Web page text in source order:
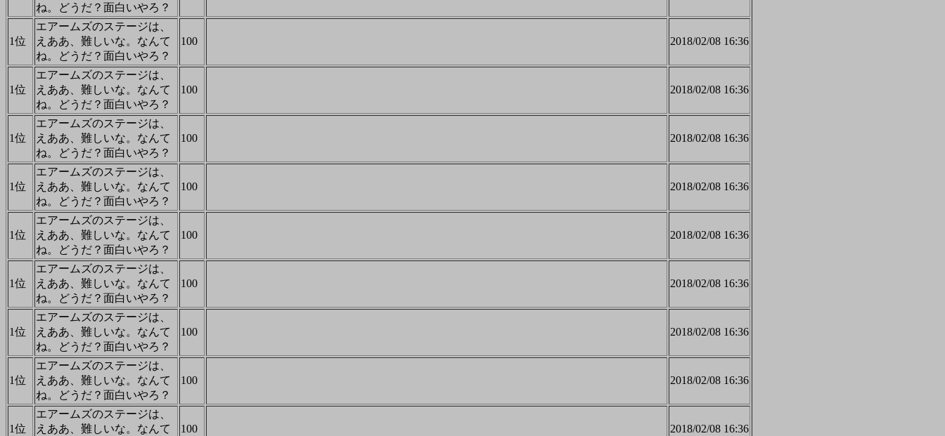
ね。どうだ？面白いやろ？
1位
エアームズのステージは、
えああ、難しいな。なんて
ね。どうだ？面白いやろ？
100 2018/02/08 16:36
1位
エアームズのステージは、
えああ、難しいな。なんて
ね。どうだ？面白いやろ？
100 2018/02/08 16:36
1位
エアームズのステージは、
えああ、難しいな。なんて
ね。どうだ？面白いやろ？
100 2018/02/08 16:36
1位
エアームズのステージは、
えああ、難しいな。なんて
ね。どうだ？面白いやろ？
100 2018/02/08 16:36
1位
エアームズのステージは、
えああ、難しいな。なんて
ね。どうだ？面白いやろ？
100 2018/02/08 16:36
1位
エアームズのステージは、
えああ、難しいな。なんて
ね。どうだ？面白いやろ？
100 2018/02/08 16:36
1位
エアームズのステージは、
えああ、難しいな。なんて
ね。どうだ？面白いやろ？
100 2018/02/08 16:36
1位
エアームズのステージは、
えああ、難しいな。なんて
ね。どうだ？面白いやろ？
100 2018/02/08 16:36
1位
エアームズのステージは、
えああ、難しいな。なんて
100 2018/02/08 16:36